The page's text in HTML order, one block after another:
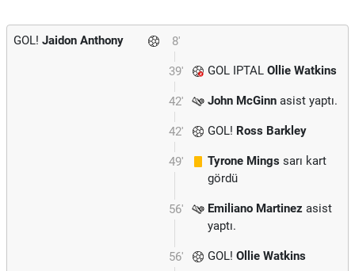
8'
GOL! Jaidon Anthony
39' GOL IPTAL Ollie Watkins
42' John McGinn asist yaptı.
42' GOL! Ross Barkley
49' Tyrone Mings sarı kart
gördü
56' Emiliano Martinez asist
yaptı.
56' GOL! Ollie Watkins